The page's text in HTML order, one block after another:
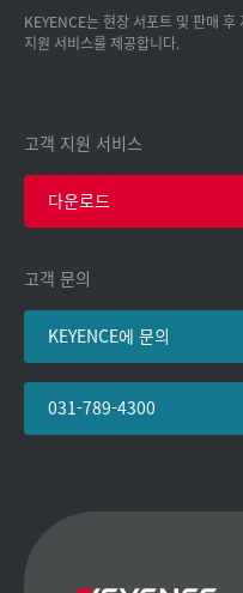
KEYENCE는 현장 서포트 및 판매
지원 서비스를 제공합니다.
고객 지원 서비스
다운로드
고객 문의
KEYENCE에 문의
031-789-4300